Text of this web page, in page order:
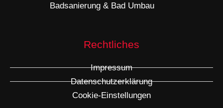
Badsanierung & Bad Umbau
Rechtliches
Impressum
Datenschutzerklärung
Cookie-Einstellungen